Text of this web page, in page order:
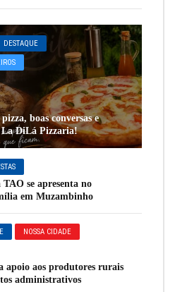
DESTAQUE
boas conversas e
La DiLá Pizzaria!
se apresenta no
em Muzambinho
NOSSA CIDADE
apoio aos produtores rurais
administrativos